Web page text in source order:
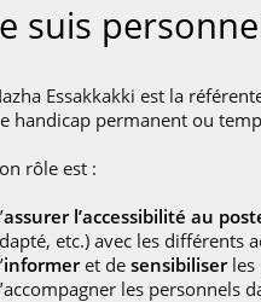
suis
Essakkakki est la
handicap permanent ou
rôle est :
assurer l’accessibilité au
etc.) avec les différents
informeret de sensibiliserles
les personnels